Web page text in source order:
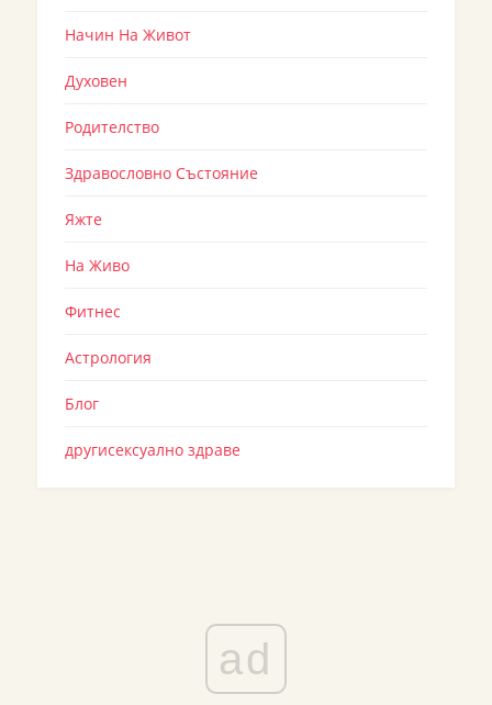
Начин На Живот
Духовен
Родителство
Здравословно Състояние
Яжте
На Живо
Фитнес
Астрология
Блог
другисексуално здраве
ad